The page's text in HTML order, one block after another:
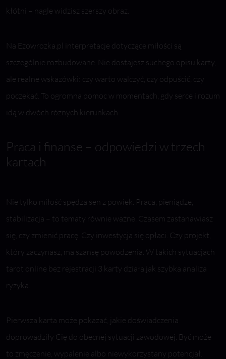
kłótni – nagle widzisz szerszy obraz.
Na Ezowrozka.pl interpretacje dotyczące miłości są
szczególnie rozbudowane. Nie dostajesz suchego opisu karty,
ale realne wskazówki: czy warto walczyć, czy odpuścić, czy
poczekać. To ogromna pomoc w momentach, gdy serce i rozum
idą w dwóch różnych kierunkach.
Praca i finanse – odpowiedzi w trzech
kartach
Nie tylko miłość spędza sen z powiek. Praca, pieniądze,
stabilizacja – to tematy równie ważne. Czasem zastanawiasz
się, czy zmienić pracę. Czy inwestycja się opłaci. Czy projekt,
który zaczynasz, ma szansę powodzenia. W takich sytuacjach
tarot online bez rejestracji 3 karty działa jak szybka analiza
ryzyka.
Pierwsza karta może pokazać, jakie doświadczenia
doprowadziły Cię do obecnej sytuacji zawodowej. Być może
to zmęczenie, wypalenie albo niewykorzystany potencjał.